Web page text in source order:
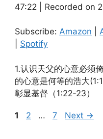
Amazon
RSS FEED
SHARE
LINK
EMBED
47:22
Recorded on
Subscribe: Amazon
Spotify
1.认识天父的心意必须
的心意是何等的浩大
彰显基督（1:22-23）
Page
1 Page
2 … Page
7 Next →